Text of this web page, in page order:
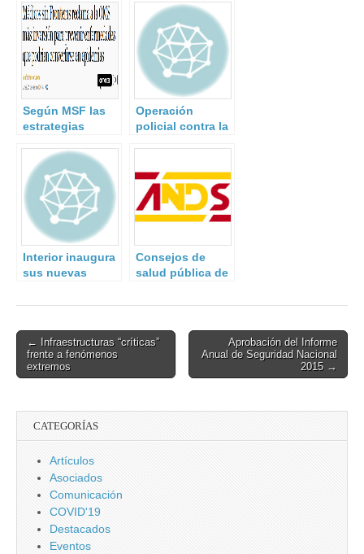
Según MSF las
estrategias
suficientemente
eficaces.
Operación
policial contra la
Interior inaugura
sus nuevas
para la
infraestructuras
críticas.
Consejos de
salud pública de
Juegos
virus de Zika
Post
navigation
← Infraestructuras “críticas”
frente a fenómenos
extremos
Aprobación del Informe
Anual de Seguridad Nacional
2015 →
CATEGORÍAS
Artículos
Asociados
Comunicación
COVID'19
Destacados
Eventos